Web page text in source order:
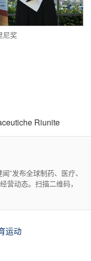
尼奖
Riunite
”发布全球制药、医疗、
营动态。扫描二维码，
运动